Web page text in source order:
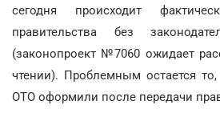
сегодня происходит
правительства без
(законопроект №7060 ожидает
чтении). Проблемным остается
ОТО оформили после передачи